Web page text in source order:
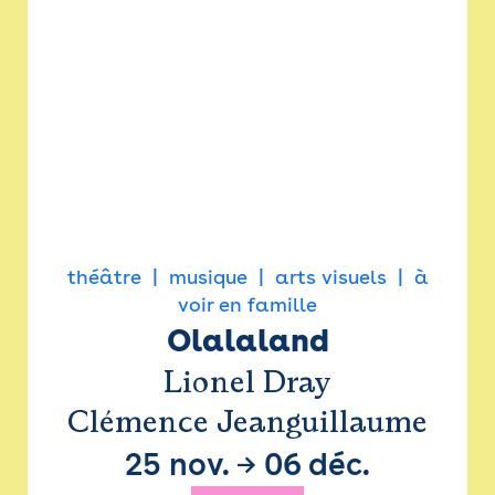
théâtre musique arts visuels
à
voir en famille
Olalaland
Lionel Dray
Clémence Jeanguillaume
25 nov. → 06 déc.